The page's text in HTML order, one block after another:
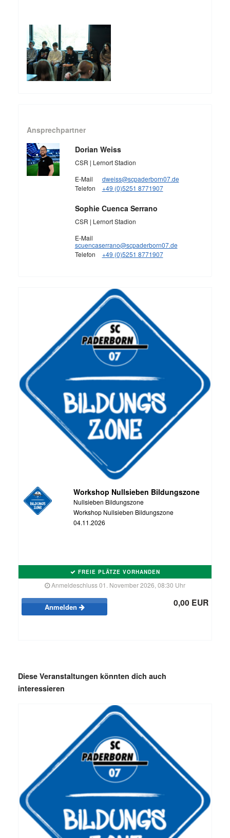
Ansprechpartner
Dorian Weiss
CSR | Lernort Stadion
E-Mail
dweiss@scpaderborn07.de
Telefon
+49 (0)5251 8771907
Sophie Cuenca Serrano
CSR | Lernort Stadion
E-Mail
scuencaserrano@scpaderborn07.de
Telefon
+49 (0)5251 8771907
Workshop Nullsieben Bildungszone
Nullsieben Bildungszone
Workshop Nullsieben Bildungszone
04.11.2026
FREIE PLÄTZE VORHANDEN
Anmeldeschluss 01. November 2026, 08:30 Uhr
Anmelden 0,00 EUR
Diese Veranstaltungen könnten dich auch
interessieren